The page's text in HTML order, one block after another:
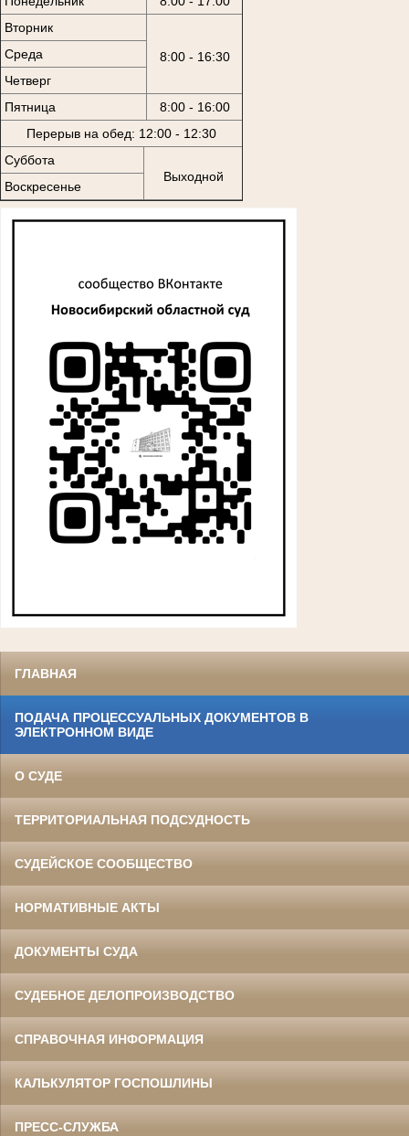
Вторник
8:00 - 16:30
Среда
Четверг
Пятница
8:00 - 16:00
Перерыв на обед: 12:00 - 12:30
Суббота
Выходной
Воскресенье
ГЛАВНАЯ
ПОДАЧА ПРОЦЕССУАЛЬНЫХ ДОКУМЕНТОВ В
ЭЛЕКТРОННОМ ВИДЕ
О СУДЕ
ТЕРРИТОРИАЛЬНАЯ ПОДСУДНОСТЬ
СУДЕЙСКОЕ СООБЩЕСТВО
НОРМАТИВНЫЕ АКТЫ
ДОКУМЕНТЫ СУДА
СУДЕБНОЕ ДЕЛОПРОИЗВОДСТВО
СПРАВОЧНАЯ ИНФОРМАЦИЯ
КАЛЬКУЛЯТОР ГОСПОШЛИНЫ
ПРЕСС-СЛУЖБА